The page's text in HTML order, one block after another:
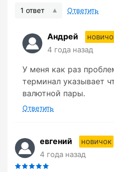
1 ответ Ответить
Андрей
4 года назад
У меня как раз
терминал указывает
валютной пары.
Ответить
евгений
новичок
4 года назад